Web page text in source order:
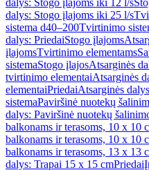
dalys: Stogo įlajoms iki 12 l/s
dalys: Stogo įlajoms iki 25 l/s
sistema d40–200Tvirtinimo
dalys: PriedaiStogo įlajoms
įlajomsTvirtinimo elementams
sistemaStogo įlajosAtsarginės
tvirtinimo elementaiAtsarginės
elementaiPriedaiAtsarginės
sistemaPaviršinė nuotekų
dalys: Paviršinė nuotekų
balkonams ir terasoms, 10 x 10
balkonams ir terasoms, 10 x 10
balkonams ir terasoms, 13 x 13
dalys: Trapai 15 x 15 cmPriedai